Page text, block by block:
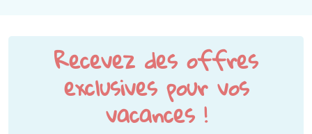
Recevez des offres
exclusives pour vos
vacances !